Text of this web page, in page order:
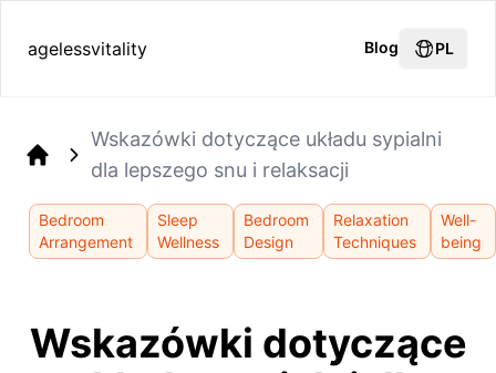
agelessvitality Blog PL
Wskazówki dotyczące układu sypialni
dla lepszego snu i relaksacji
Bedroom
Arrangement
Sleep
Wellness
Bedroom
Design
Relaxation
Techniques
Well-
being
Wskazówki dotyczące